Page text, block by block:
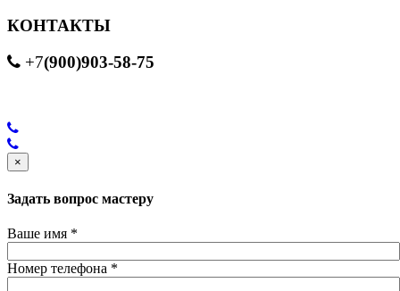
КОНТАКТЫ
+7(900)903-58-75
×
Задать вопрос мастеру
Ваше имя *
Номер телефона *